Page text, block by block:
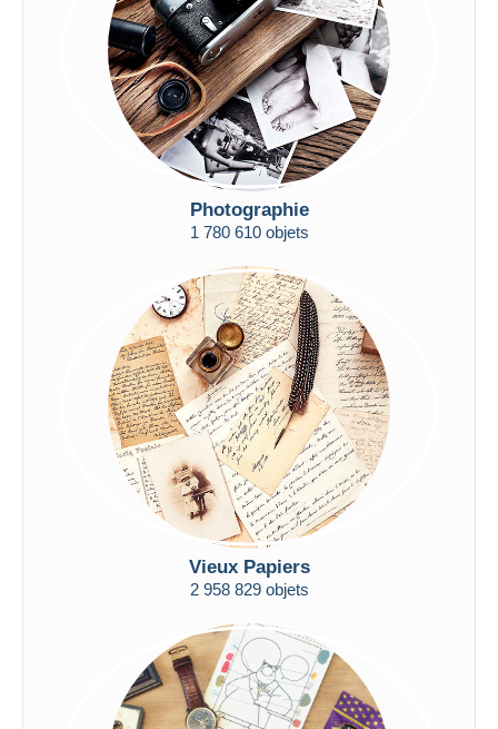
Photographie
1 780 610 objets
Vieux Papiers
2 958 829 objets